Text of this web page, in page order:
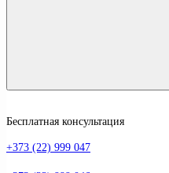
Бесплатная консультация
+373 (22) 999 047